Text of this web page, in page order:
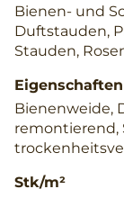
Bienen- und
Duftstauden,
Stauden,
Eigenschaften
Bienenweide,
remontierend,
Stk/m²